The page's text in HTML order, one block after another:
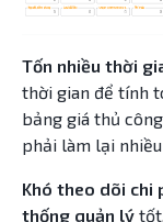
Tốn nhiều thời
thời gian để tính
bảng giá thủ
phải làm lại
Khó theo dõi chi
thống quản lý